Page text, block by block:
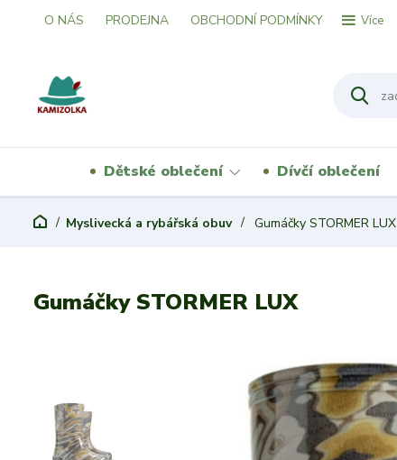
O NÁS PRODEJNA OBCHODNÍ PODMÍNKY Více
Dětské oblečení Dívčí oblečení
Myslivecká a rybářská obuv Gumáčky STORMER LUX
Gumáčky STORMER LUX